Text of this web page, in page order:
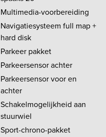
Multimedia-voorbereiding
Navigatiesysteem full map +
hard disk
Parkeer pakket
Parkeersensor achter
Parkeersensor voor en
achter
Schakelmogelijkheid aan
stuurwiel
Sport-chrono-pakket